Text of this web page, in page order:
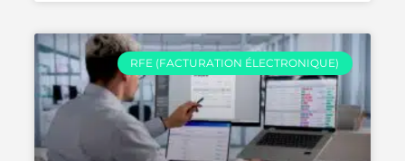
RFE (FACTURATION ÉLECTRONIQUE)